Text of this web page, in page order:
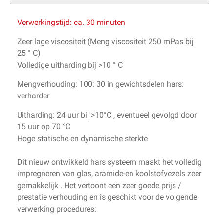
Verwerkingstijd: ca. 30 minuten
Zeer lage viscositeit (Meng viscositeit 250 mPas bij
25 ° C)
Volledige uitharding bij >10 ° C
Mengverhouding: 100: 30 in gewichtsdelen hars:
verharder
Uitharding: 24 uur bij >10°C , eventueel gevolgd door
15 uur op 70 °C
Hoge statische en dynamische sterkte
Dit nieuw ontwikkeld hars systeem maakt het volledig
impregneren van glas, aramide-en koolstofvezels zeer
gemakkelijk . Het vertoont een zeer goede prijs /
prestatie verhouding en is geschikt voor de volgende
verwerking procedures: